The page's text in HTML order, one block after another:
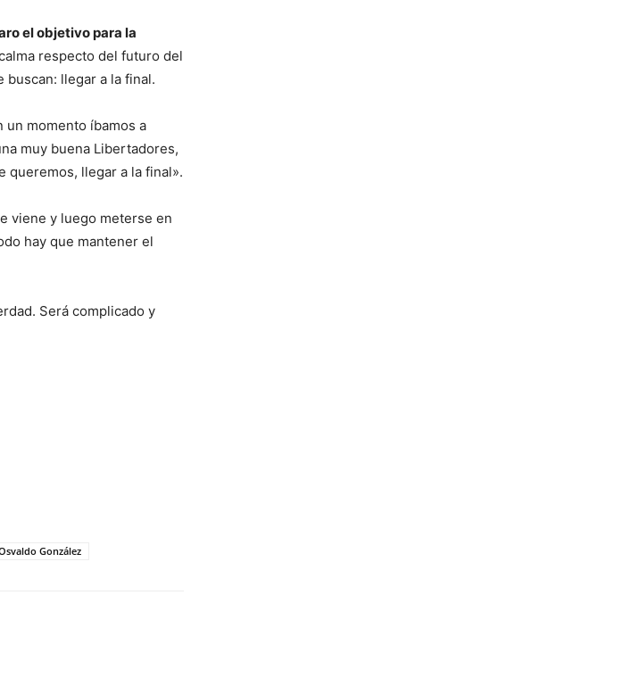
el objetivo para la
respecto del futuro del
llegar a la final.
momento íbamos a
muy buena Libertadores,
queremos, llegar a la final».
viene y luego meterse en
hay que mantener el
Será complicado y
González